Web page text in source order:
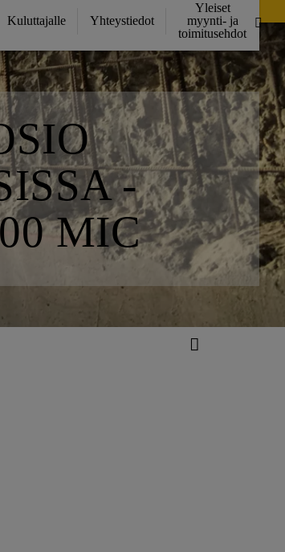
Kuluttajalle Yhteystiedot
Yleiset
myynti- ja
toimitusehdot
-
MIC